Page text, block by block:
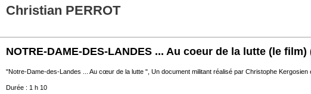
Christian PERROT
NOTRE-DAME-DES-LANDES ... Au coeur de la lutte (le film)
"Notre-Dame-des-Landes ... Au cœur de la lutte ", Un document militant réalisé par Christophe Kergosien
Durée : 1 h 10